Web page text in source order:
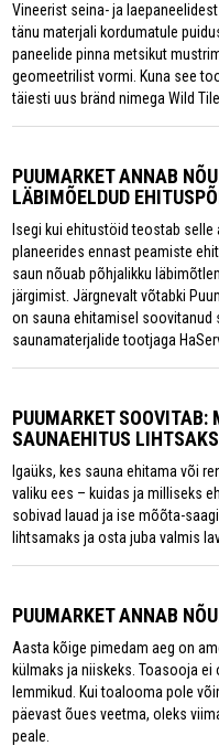
Vineerist seina- ja
tänu materjali kordumatule
paneelide pinna metsikut
geomeetrilist vormi. Kuna see
täiesti uus bränd nimega Wild Tile.
PUUMARKET ANNAB
LÄBIMÕELDUD
Isegi kui ehitustöid teostab
planeerides ennast peamiste
saun nõuab põhjalikku
järgimist. Järgnevalt võtabki
on sauna ehitamisel soovitanud
saunamaterjalide tootjaga
PUUMARKET SOOVITAB:
SAUNAEHITUS LIHTSAKS
Igaüks, kes sauna ehitama või
valiku ees – kuidas ja milliseks
sobivad lauad ja ise mõõta-
lihtsamaks ja osta juba valmis
PUUMARKET ANNAB
Aasta kõige pimedam aeg on
külmaks ja niiskeks. Toasooja
lemmikud. Kui toalooma pole
päevast õues veetma, oleks
peale.